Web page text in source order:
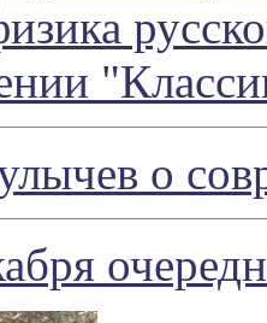
о